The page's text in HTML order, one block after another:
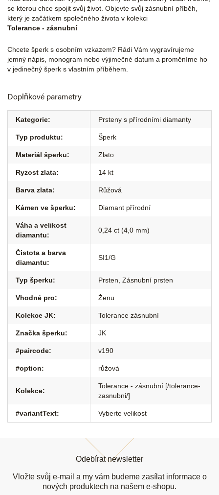
se kterou chce spojit svůj život. Objevte svůj zásnubní příběh,
který je začátkem společného života v kolekci
Tolerance - zásnubní
Chcete šperk s osobním vzkazem? Rádi Vám vygravírujeme
jemný nápis, monogram nebo výjimečné datum a proměníme ho
v jedinečný šperk s vlastním příběhem.
Doplňkové parametry
Kategorie: Prsteny s přírodními diamanty
Typ produktu: Šperk
Materiál šperku: Zlato
Ryzost zlata: 14 kt
Barva zlata: Růžová
Kámen ve šperku: Diamant přírodní
Váha a velikost
diamantu:
0,24 ct (4,0 mm)
Čistota a barva
diamantu:
SI1/G
Typ šperku: Prsten Zásnubní prsten
Vhodné pro: Ženu
Kolekce JK: Tolerance zásnubní
Značka šperku: JK
#paircode: v190
#option: růžová
Kolekce:
Tolerance - zásnubní [/tolerance-
zasnubni/]
#variantText: Vyberte velikost
Odebírat newsletter
Vložte svůj e-mail a my vám budeme zasílat informace o
nových produktech na našem e-shopu.